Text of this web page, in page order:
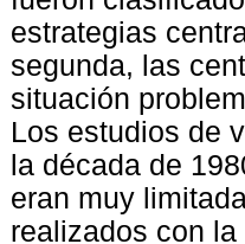
estrategias
segunda, las
situación
Los estudios de
la década de
eran muy
realizados con